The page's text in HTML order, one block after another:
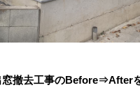
窓撤去工事のBefore⇒After